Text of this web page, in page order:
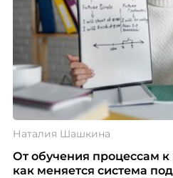
Наталия Шашкина
От обучения процессам
как меняется система